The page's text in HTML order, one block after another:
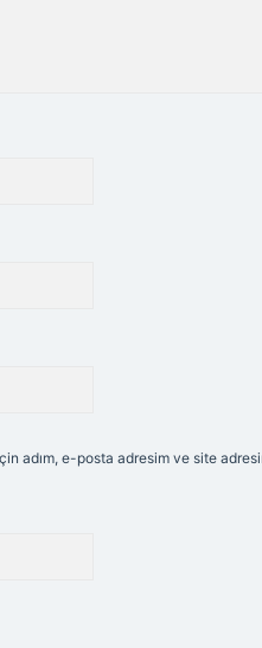
adım, e-posta adresim ve site